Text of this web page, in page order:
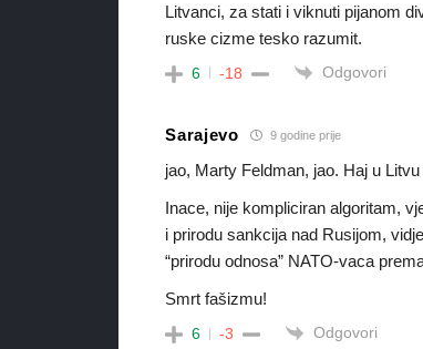
Litvanci, za stati i viknuti pijanom
ruske cizme tesko razumit.
6 -18 Odgovori
Sarajevo 9 godine prije
jao, Marty Feldman, jao. Haj u
Inace, nije kompliciran algoritam,
i prirodu sankcija nad Rusijom,
“prirodu odnosa” NATO-vaca
Smrt fašizmu!
6 -3 Odgovori